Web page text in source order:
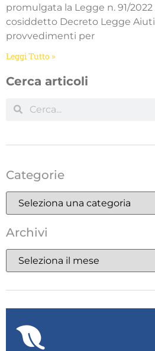
promulgata la Legge n. 91/
cosiddetto Decreto Legge
provvedimenti per
Leggi Tutto »
Cerca articoli
Categorie
Archivi